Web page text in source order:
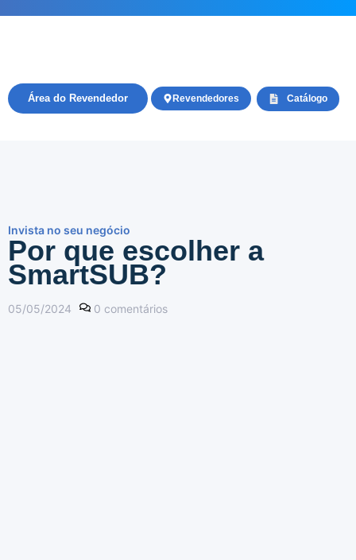
Catálogo
Revendedores
Área do Revendedor
Invista no seu negócio
Por que escolher a
SmartSUB?
05/05/2024 0 comentários